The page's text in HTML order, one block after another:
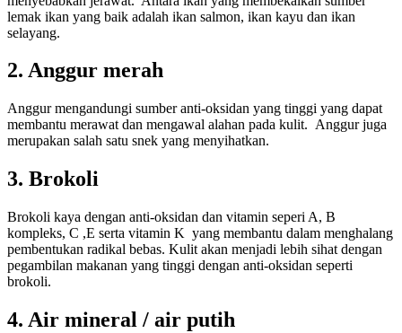
lemak ikan yang baik adalah ikan salmon, ikan kayu dan ikan
selayang.
2. Anggur merah
Anggur mengandungi sumber anti-oksidan yang tinggi yang dapat
membantu merawat dan mengawal alahan pada kulit. Anggur juga
merupakan salah satu snek yang menyihatkan.
3. Brokoli
Brokoli kaya dengan anti-oksidan dan vitamin seperi A, B
kompleks, C ,E serta vitamin K yang membantu dalam menghalang
pembentukan radikal bebas. Kulit akan menjadi lebih sihat dengan
pegambilan makanan yang tinggi dengan anti-oksidan seperti
brokoli.
4. Air mineral / air putih